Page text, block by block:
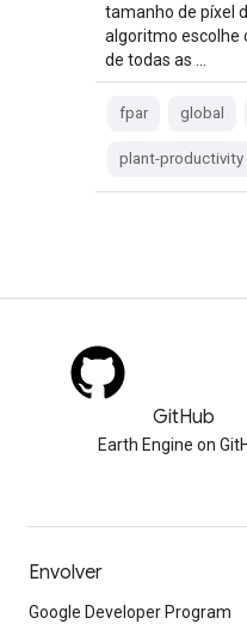
tamanho de píxel
algoritmo escolhe
de todas as …
fpar global
plant-productivity
GitHub
Earth Engine on
Envolver
Google Developer Program